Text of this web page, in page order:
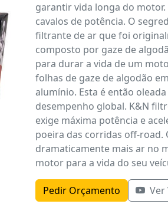
garantir vida longa do
cavalos de potência. O
filtrante de ar que foi
composto por gaze de
para durar a vida de um
folhas de gaze de algodão
alumínio. Esta é então
desempenho global. K&N
exige máxima potência e
poeira das corridas off-
dramaticamente mais ar no
motor para a vida do seu
Pedir Orçamento Ver